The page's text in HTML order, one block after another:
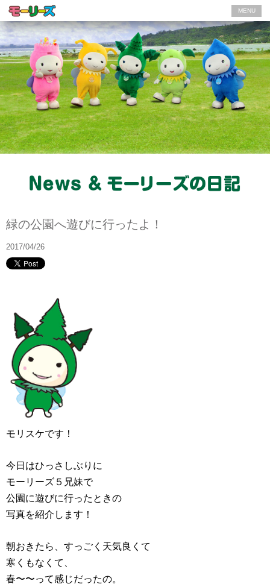
MENU
緑の公園へ遊びに行ったよ！
2017/04/26
モリスケです！
今日はひっさしぶりに
モーリーズ５兄妹で
公園に遊びに行ったときの
写真を紹介します！
朝おきたら、すっごく天気良くて
寒くもなくて、
春〜〜って感じだったの。